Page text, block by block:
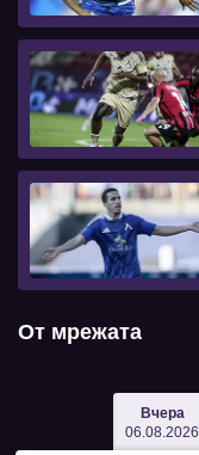
От мрежата
Вчера
06.08.2026